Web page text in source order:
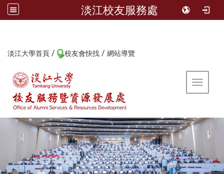
淡江校友服務處
淡江大學首頁 / 校友會快找 / 網站導覽
Toggle